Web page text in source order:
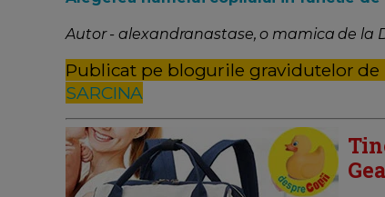
Autor - alexandranastase, o mamica de la
Publicat pe blogurile gravidutelor
SARCINA